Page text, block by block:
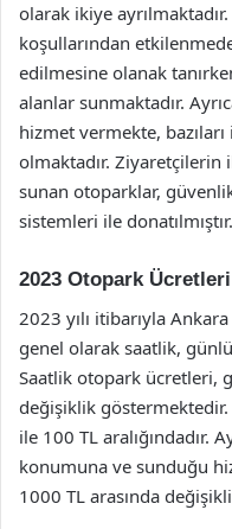
olarak ikiye
koşullarından
edilmesine olanak
alanlar sunmaktadır.
hizmet vermekte,
olmaktadır. Ziyaretçilerin
sunan otoparklar,
sistemleri ile donatılmıştır.
2023 Otopark Ücretleri
2023 yılı itibarıyla
genel olarak saatlik,
Saatlik otopark ücretleri,
değişiklik
ile 100 TL aralığındadır.
konumuna ve sunduğu
1000 TL arasında